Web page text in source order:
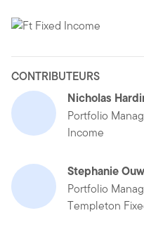
CONTRIBUTEURS
Nicholas
Portfolio
Income
Stephanie
Portfolio
Templeton